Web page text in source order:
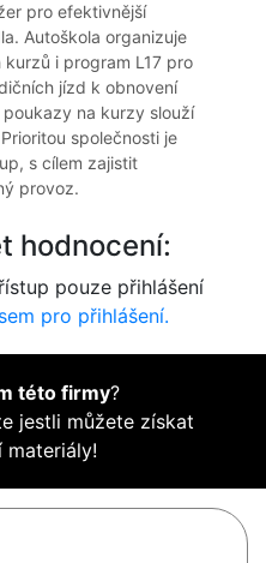
pro efektivnější
Autoškola organizuje
i program L17 pro
jízd k obnovení
na kurzy slouží
společnosti je
s cílem zajistit
provoz.
hodnocení:
pouze přihlášení
pro přihlášení.
této firmy?
jestli můžete získat
materiály!